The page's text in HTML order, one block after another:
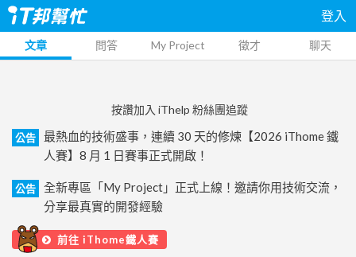
登入
文章 問答 My Project 徵才 聊天
按讚加入 iThelp 粉絲團追蹤
公告
最熱血的技術盛事，連續 30 天的修煉【2026 iThome 鐵
人賽】8 月 1 日賽事正式開啟！
公告
全新專區「My Project」正式上線！邀請你用技術交流，
分享最真實的開發經驗
前往 iThome鐵人賽